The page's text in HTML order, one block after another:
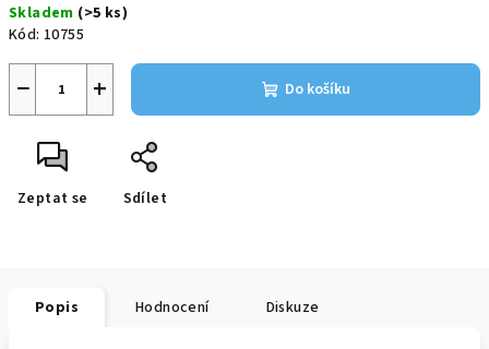
cena:
Skladem (>5 ks)
Kód: 10755
+
− Do košíku
Zeptat se Sdílet
Popis Hodnocení Diskuze